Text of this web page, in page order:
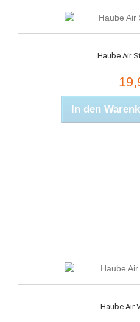
Haube Air
In den
Haube Air